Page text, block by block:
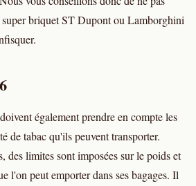
super briquet ST Dupont ou Lamborghini
également prendre en compte les
de tabac qu'ils peuvent transporter.
des limites sont imposées sur le poids et
l'on peut emporter dans ses bagages. Il